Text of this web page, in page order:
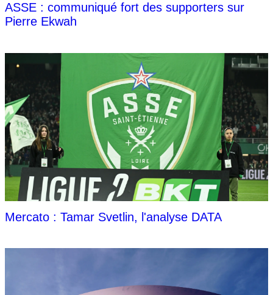
ASSE : communiqué fort des supporters sur
Pierre Ekwah
Mercato : Tamar Svetlin, l'analyse DATA